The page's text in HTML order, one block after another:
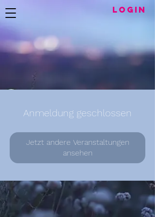
LogIN
Anmeldung geschlossen
Jetzt andere Veranstaltungen
ansehen